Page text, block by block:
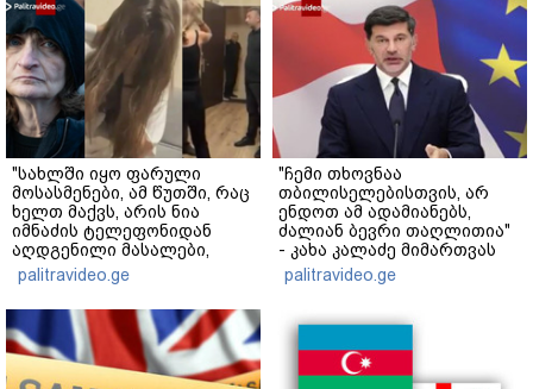
"სახლში იყო ფარული
მოსასმენები, ამ წუთში, რაც
ხელთ მაქვს, არის ნია
იმნაძის ტელეფონიდან
აღდგენილი მასალები,
არის ანძები, დეტალურები"
- ეკა კუპატაძე
palitravideo.ge
"ჩემი თხოვნაა
თბილისელებისთვის, არ
ენდოთ ამ ადამიანებს,
ძალიან ბევრი თაღლითია"
- კახა კალაძე მიმართვას
ავრცელებს
palitravideo.ge